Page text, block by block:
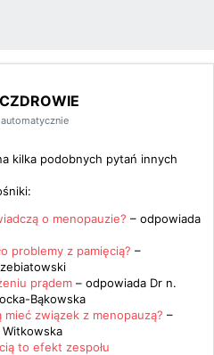
kilka podobnych pytań innych
o menopauzie? – odpowiada
problemy z pamięcią? –
prądem – odpowiada Dr n.
Bąkowska
związek z menopauzą? –
Witkowska
to efekt zespołu